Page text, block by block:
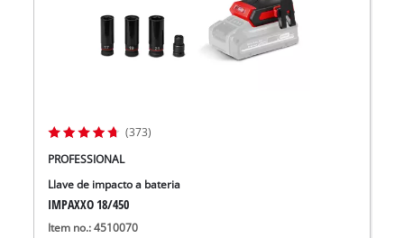
(373)
PROFESSIONAL
Llave de impacto a bateria
IMPAXXO 18/450
Item no.: 4510070